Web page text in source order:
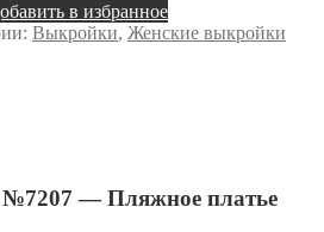
в избранное
Выкройки, Женские выкройки
— Пляжное платье